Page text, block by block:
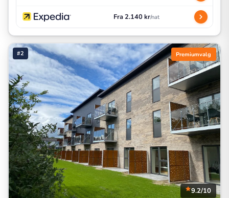
Fra 2.140 kr/nat
#2 Premiumvalg
9.2/10